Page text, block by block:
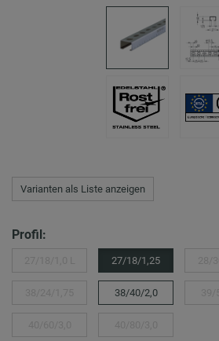
Varianten als Liste anzeigen
Profil:
27/18/1,25
38/40/2,0